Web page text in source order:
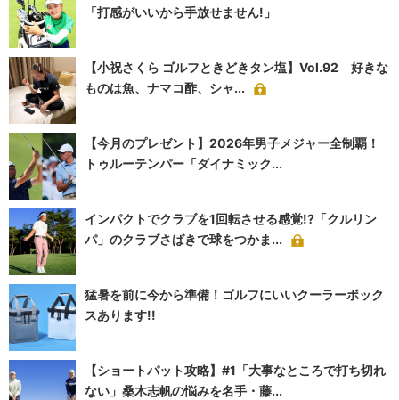
「打感がいいから手放せません!」
【小祝さくら ゴルフときどきタン塩】Vol.92 好きな
ものは魚、ナマコ酢、シャ...
【今月のプレゼント】2026年男子メジャー全制覇！
トゥルーテンパー「ダイナミック...
インパクトでクラブを1回転させる感覚!?「クルリン
パ」のクラブさばきで球をつかま...
猛暑を前に今から準備！ゴルフにいいクーラーボック
スあります!!
【ショートパット攻略】#1「大事なところで打ち切れ
ない」桑木志帆の悩みを名手・藤...